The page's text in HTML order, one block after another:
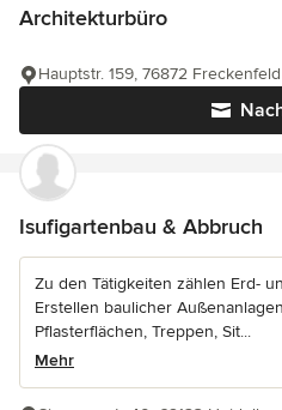
Architekturbüro
Hauptstr. 159, 76872 Freckenfeld
Isufigartenbau & Abbruch
Zu den Tätigkeiten zählen Erd-
Erstellen baulicher
Pflasterflächen, Treppen, Sit...
Mehr